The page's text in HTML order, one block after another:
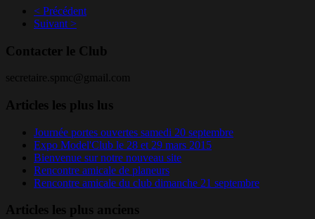
< Précédent
Suivant >
Contacter le Club
secretaire.spmc@gmail.com
Articles les plus lus
Journée portes ouvertes samedi 20 septembre
Expo Model'Club le 28 et 29 mars 2015
Bienvenue sur notre nouveau site
Rencontre amicale de planeurs
Rencontre amicale du club dimanche 21 septembre
Articles les plus anciens